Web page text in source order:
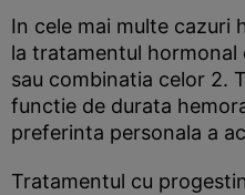
In cele mai multe cazuri
la tratamentul
sau combinatia celor 2.
functie de durata
preferinta personala a
Tratamentul cu